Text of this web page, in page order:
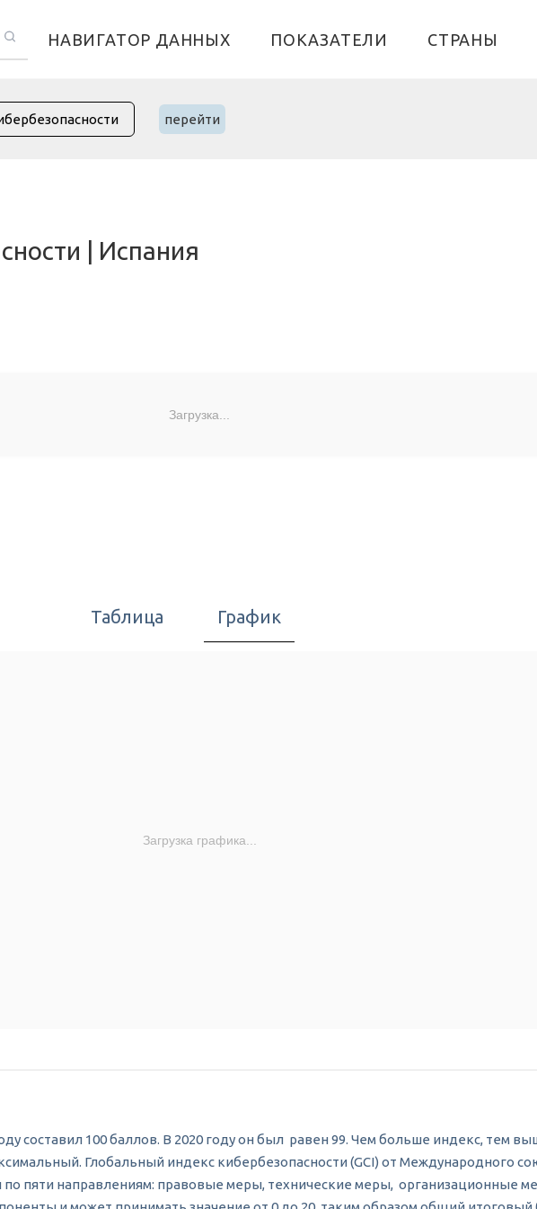
НАВИГАТОР ДАННЫХ ПОКАЗАТЕЛИ СТРАНЫ
перейти
| Испания
Загрузка...
Таблица График
Загрузка графика...
составил 100 баллов. В 2020 году он был равен 99. Чем больше индекс, тем
Глобальный индекс кибербезопасности (GCI) от Международного
пяти направлениям: правовые меры, технические меры, организационные